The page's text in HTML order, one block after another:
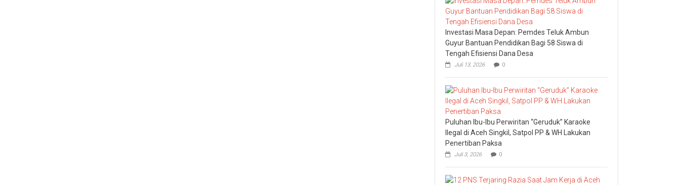
Investasi Masa Depan: Pemdes Teluk Ambun
Guyur Bantuan Pendidikan Bagi 58 Siswa di
Tengah Efisiensi Dana Desa
Juli 13, 2026 0
Puluhan Ibu-Ibu Perwiritan “Geruduk” Karaoke
Ilegal di Aceh Singkil, Satpol PP & WH Lakukan
Penertiban Paksa
Juli 3, 2026 0